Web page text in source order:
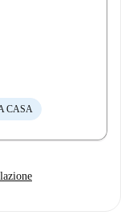
CASA